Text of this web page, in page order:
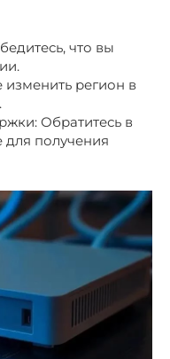
что вы
регион в
Обратитесь в
получения